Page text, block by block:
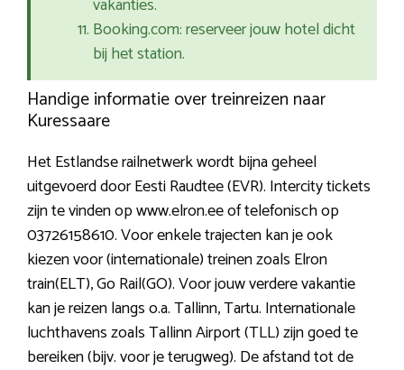
vakanties.
Booking.com: reserveer jouw hotel dicht
bij het station.
Handige informatie over treinreizen naar
Kuressaare
Het Estlandse railnetwerk wordt bijna geheel
uitgevoerd door Eesti Raudtee (EVR). Intercity tickets
zijn te vinden op www.elron.ee of telefonisch op
03726158610. Voor enkele trajecten kan je ook
kiezen voor (internationale) treinen zoals Elron
train(ELT), Go Rail(GO). Voor jouw verdere vakantie
kan je reizen langs o.a. Tallinn, Tartu. Internationale
luchthavens zoals Tallinn Airport (TLL) zijn goed te
bereiken (bijv. voor je terugweg). De afstand tot de